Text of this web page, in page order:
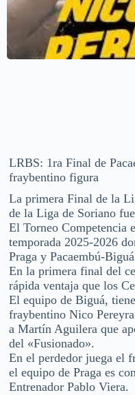
LRBS: 1ra Final de
fraybentino figura
La primera Final de la
de la Liga de Soriano
El Torneo Competencia
temporada 2025-2026
Praga y Pacaembú-
En la primera final del
rápida ventaja que los
El equipo de Biguá,
fraybentino Nico
a Martín Aguilera que
del «Fusionado».
En el perdedor juega el
el equipo de Praga es
Entrenador Pablo Viera.